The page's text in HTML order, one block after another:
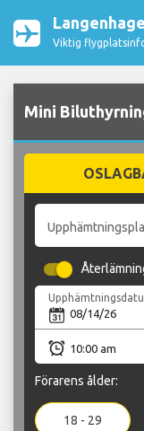
Viktig
Mini
Förarens ålder:
18 - 29